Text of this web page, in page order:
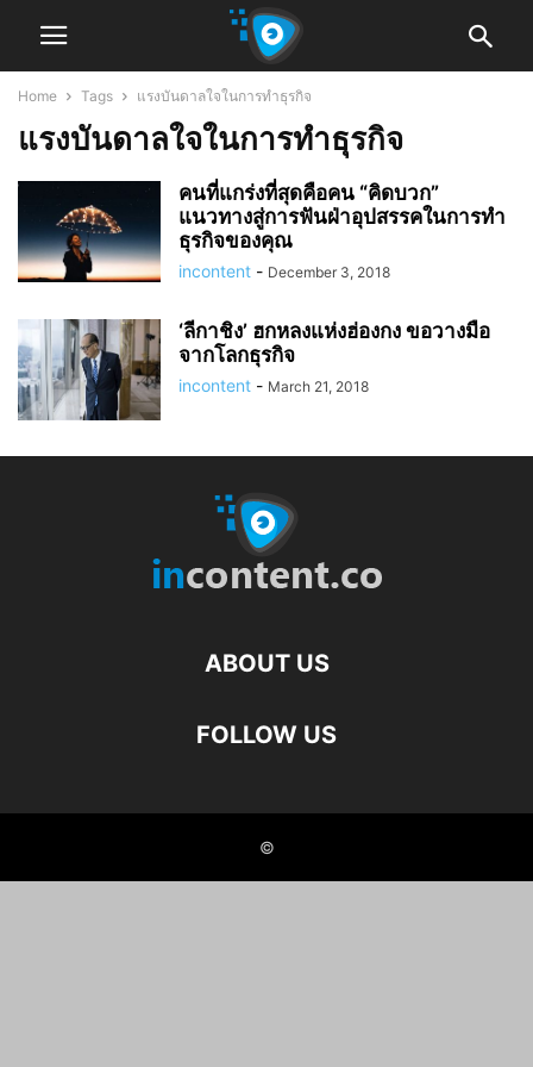
Home Tags แรงบันดาลใจในการทำธุรกิจ
แรงบันดาลใจในการทำธุรกิจ
คนที่แกร่งที่สุดคือคน “คิดบวก”
แนวทางสู่การฟันฝ่าอุปสรรคในการทำ
ธุรกิจของคุณ
incontent - December 3, 2018
‘ลีกาชิง’ ฮกหลงแห่งฮ่องกง ขอวางมือ
จากโลกธุรกิจ
incontent - March 21, 2018
ABOUT US
FOLLOW US
©